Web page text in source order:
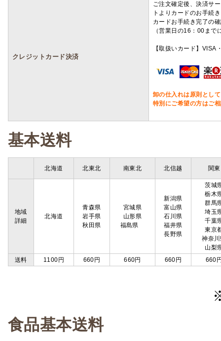
クレジットカード決済
ご注文確定後、決済サ
トよりカードのお手続
カードお手続き完了の
（営業日の16：00ま
【取扱いカード】
卸の仕入れは原則とし
特別にご希望の方はご
基本送料
北海道 北東北 南東北 北信越 関東
地域
詳細
北海道
青森県
岩手県
秋田県
宮城県
山形県
福島県
新潟県
富山県
石川県
福井県
長野県
茨城
栃木
群馬
埼玉
千葉
東京
神奈
山梨
送料
1100円 660円 660円 660円 660
食品基本送料